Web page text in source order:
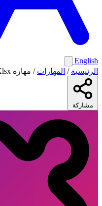
English
الرئيسية / المهارات / مهارة Xlsx
مشاركة